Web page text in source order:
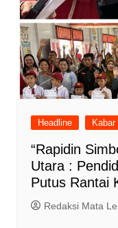
Headline Kabar
“Rapidin
Utara :
Putus Rantai
Redaksi Mata